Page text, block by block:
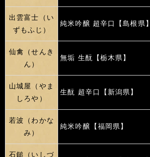
出雲富士（い
ずもふじ）
純米吟醸 超辛口【島根県】
仙禽（せんき
ん）
無垢 生酛【栃木県】
山城屋（やま
しろや）
生酛 超辛口【新潟県】
若波（わかな
み）
純米吟醸【福岡県】
石鎚（いしづ